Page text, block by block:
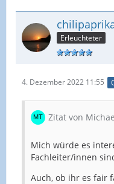
Erleuchteter
4. Dezember 2022 11:55
Zitat von
Mich würde es
Fachleiter/innen
Auch, ob ihr es fair